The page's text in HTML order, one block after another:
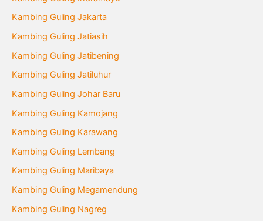
Kambing Guling Jakarta
Kambing Guling Jatiasih
Kambing Guling Jatibening
Kambing Guling Jatiluhur
Kambing Guling Johar Baru
Kambing Guling Kamojang
Kambing Guling Karawang
Kambing Guling Lembang
Kambing Guling Maribaya
Kambing Guling Megamendung
Kambing Guling Nagreg